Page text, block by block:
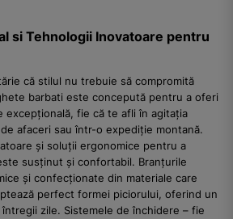
si Tehnologii Inovatoare pentru
că stilul nu trebuie să compromită
barbati este concepută pentru a oferi
excepțională, fie că te afli în agitația
afaceri sau într-o expediție montană.
și soluții ergonomice pentru a
susținut și confortabil. Branțurile
și confecționate din materiale care
perfect formei piciorului, oferind un
zile. Sistemele de închidere – fie